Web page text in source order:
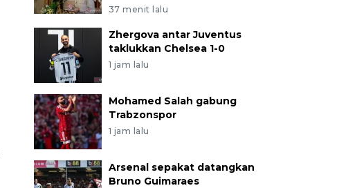
37 menit lalu
Zhergova antar Juventus
taklukkan Chelsea 1-0
1 jam lalu
Mohamed Salah gabung
Trabzonspor
1 jam lalu
Arsenal sepakat datangkan
Bruno Guimaraes